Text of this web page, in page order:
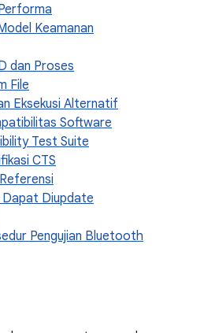
Keamanan
dan Proses
File
Eksekusi Alternatif
Software
Test Suite
CTS
Dapat Diupdate
Pengujian Bluetooth